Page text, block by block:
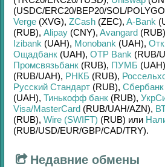
(USDC/ERC20/BEP20/SOL/
Verge (XVG), ZCash (ZEC), A-Bank
(RUB), Alipay (CNY), Avangard (RUB)
Izibank (UAH), Monobank (UAH),
Ощадбанк (UAH), OTP Bank (RUB/
Промсвязьбанк (RUB), ПУМБ (UAH)
(RUB/UAH), РНКБ (RUB),
Русский Стандарт (RUB), Сбербанк
(UAH), Тинькофф банк (RUB),
Visa/MasterCard (RUB/UAH/AZN),
(RUB), Wire (SWIFT) (RUB) или
(RUB/USD/EUR/GBP/CAD/TRY).
Недавние обмены